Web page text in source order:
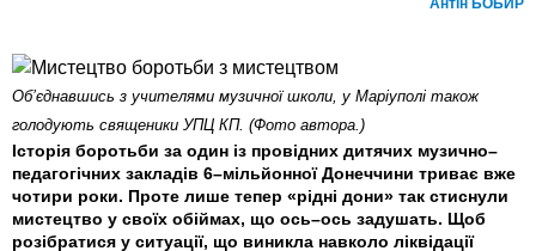
Антін БОБИР
Об’єднавшись з учителями музичної школи, у Маріуполі також
голодують священики УПЦ КП. (Фото автора.)
Історія боротьби за один із провідних дитячих музично–
педагогічних закладів 6–мільйонної Донеччини триває вже
чотири роки. Проте лише тепер «рідні дони» так стиснули
мистецтво у своїх обіймах, що ось–ось задушать. Щоб
розібратися у ситуації, що виникла навколо ліквідації